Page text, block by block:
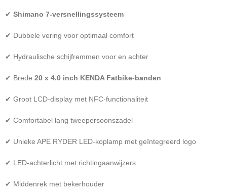
✔ Shimano 7-versnellingssysteem
✔ Dubbele vering voor optimaal comfort
✔ Hydraulische schijfremmen voor en achter
✔ Brede 20 x 4.0 inch KENDA Fatbike-banden
✔ Groot LCD-display met NFC-functionaliteit
✔ Comfortabel lang tweepersoonszadel
✔ Unieke APE RYDER LED-koplamp met geïntegreerd logo
✔ LED-achterlicht met richtingaanwijzers
✔ Middenrek met bekerhouder